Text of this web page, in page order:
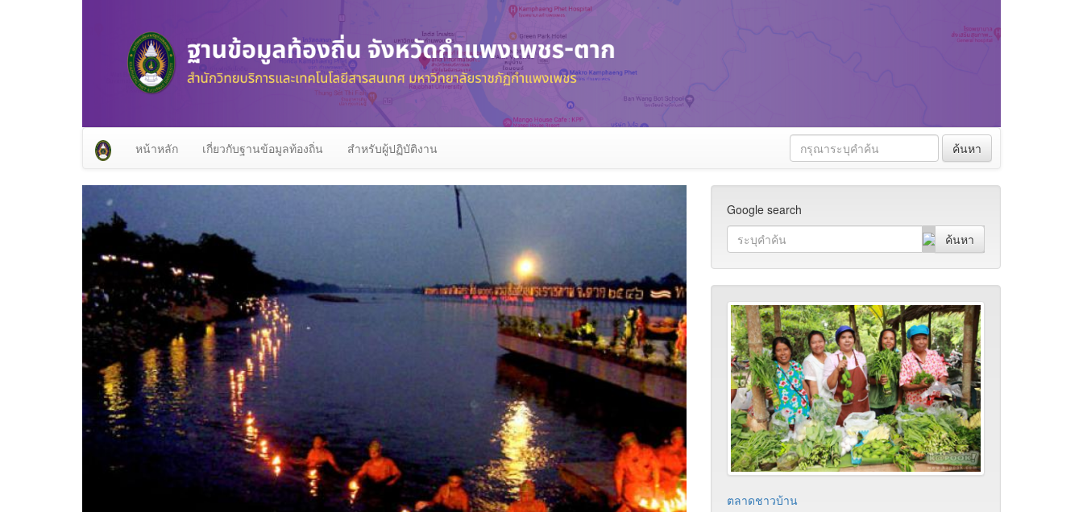
หน้าหลัก เกี่ยวกับฐานข้อมูลท้องถิ่น สำหรับผู้ปฏิบัติงาน ค้นหา
Google search
ตลาดชาวบ้าน